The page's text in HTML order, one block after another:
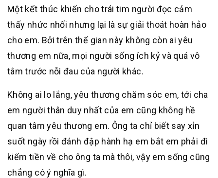
Một kết thúc khiến cho trái tim người đọc cảm
thấy nhức nhối nhưng lại là sự giải thoát hoàn hảo
cho em. Bởi trên thế gian này không còn ai yêu
thương em nữa, mọi người sống ích kỷ và quá vô
tâm trước nỗi đau của người khác.
Không ai lo lắng, yêu thương chăm sóc em, tới cha
em người thân duy nhất của em cũng không hề
quan tâm yêu thương em. Ông ta chỉ biết say xỉn
suốt ngày rồi đánh đập hành hạ em bắt em phải đi
kiếm tiền về cho ông ta mà thôi, vậy em sống cũng
chẳng có ý nghĩa gì.